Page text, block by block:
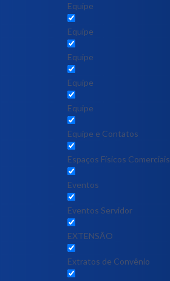
Equipe
Equipe
Equipe
Equipe
Equipe
Equipe e Contatos
Espaços Físicos Comerciais
Eventos
Eventos Servidor
EXTENSÃO
Extratos de Convênio